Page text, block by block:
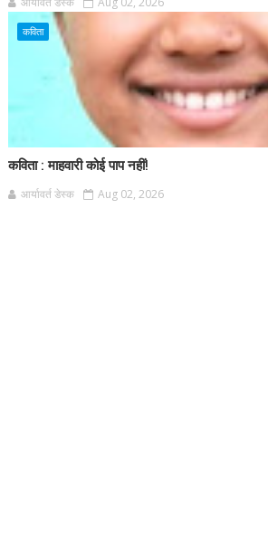
कविता
कविता : माहवारी कोई पाप नहीं!
आर्यावर्त डेस्क Aug 02, 2026